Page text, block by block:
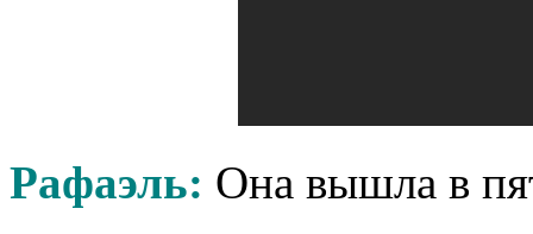
Рафаэль: Она вышла в